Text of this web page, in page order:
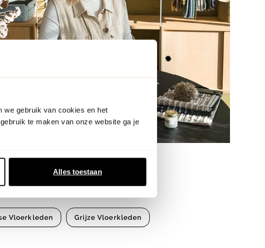
we gebruik van cookies en het
te maken van onze website ga je
Alles toestaan
Vloerkleden Grijze Vloerkleden